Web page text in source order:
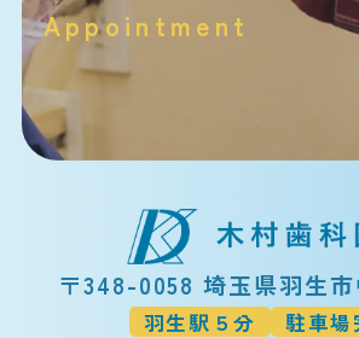
Appointment
〒348-0058 埼玉県羽生
羽生駅５分 駐車場